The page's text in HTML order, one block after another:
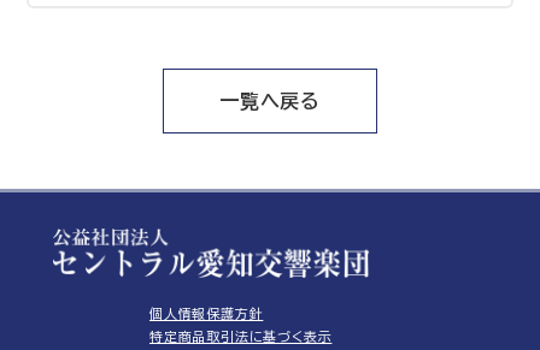
一覧へ戻る
個人情報保護方針
特定商品取引法に基づく表示